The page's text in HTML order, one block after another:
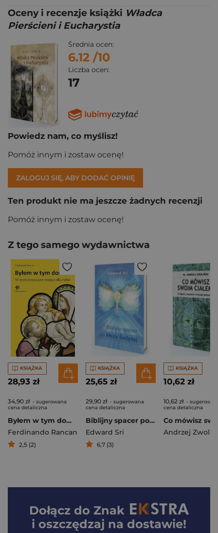
Oceny i recenzje książki Władca
Pierścieni i Eucharystia
Średnia ocen:
6.12 /10
Liczba ocen:
17
Powiedz nam, co myślisz!
Pomóż innym i zostaw ocenę!
ZALOGUJ SIĘ, ABY DODAĆ OPINIĘ
Ten produkt nie ma jeszcze żadnych recenzji
Pomóż innym i zostaw ocenę!
Z tego samego wydawnictwa
KSIĄŻKA
28,93 zł
34,90 zł - sugerowana
cena detaliczna
Byłem w tym domu W życiu Jezusa jest miejsce dla ciebie
Ferdinando Rancan
2,5 (2)
KSIĄŻKA
25,65 zł
29,90 zł - sugerowana
cena detaliczna
Biblijny spacer po Mszy Świętej
Edward Sri
6,7 (3)
KSIĄŻKA
10,62 zł
10,62 zł -
cena detaliczna
Andrzej
Dołącz do Znak
i oszczędzaj na dostawie!